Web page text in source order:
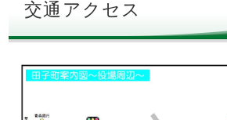
交通アクセス